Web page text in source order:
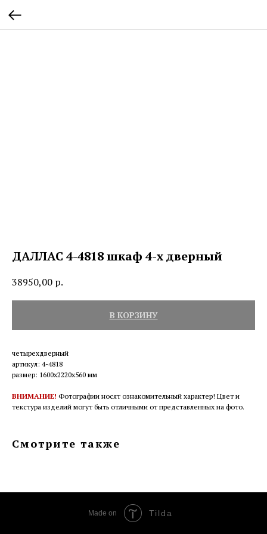
ДАЛЛАС 4-4818 шкаф 4-х дверный
38950,00 р.
В КОРЗИНУ
четырехдверный
артикул: 4-4818
размер: 1600х2220х560 мм
ВНИМАНИЕ! Фотографии носят ознакомительный характер! Цвет и
текстура изделий могут быть отличными от представленных на фото.
Смотрите также
Made on Tilda